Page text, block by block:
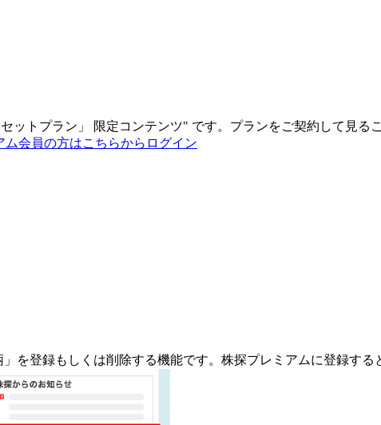
ットプラン 」 限定コンテンツ" です。プランをご契約して見る
ム会員の方はこちらからログイン
」を登録もしくは削除する機能です。 株探プレミアムに登録する